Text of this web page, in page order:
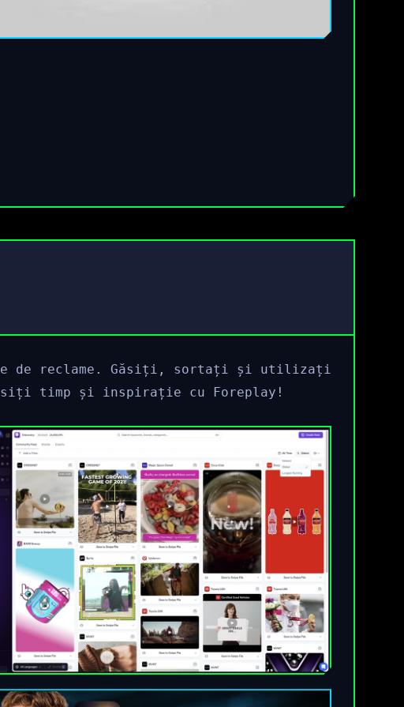
de reclame. Găsiți, sortați și utilizați
timp și inspirație cu Foreplay!